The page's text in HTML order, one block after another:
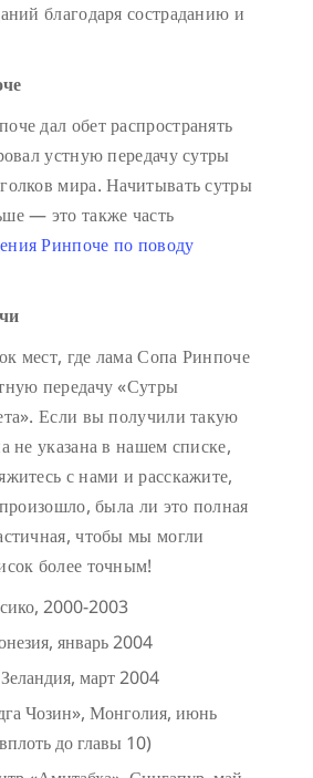
благодаря состраданию и
дал обет распространять
устную передачу сутры
мира. Начитывать сутры
— это также часть
Ринпоче по поводу
мест, где лама Сопа Ринпоче
передачу «Сутры
Если вы получили такую
не указана в нашем списке,
с нами и расскажите,
была ли это полная
чтобы мы могли
более точным!
2000-2003
январь 2004
март 2004
Чозин», Монголия, июнь
до главы 10)